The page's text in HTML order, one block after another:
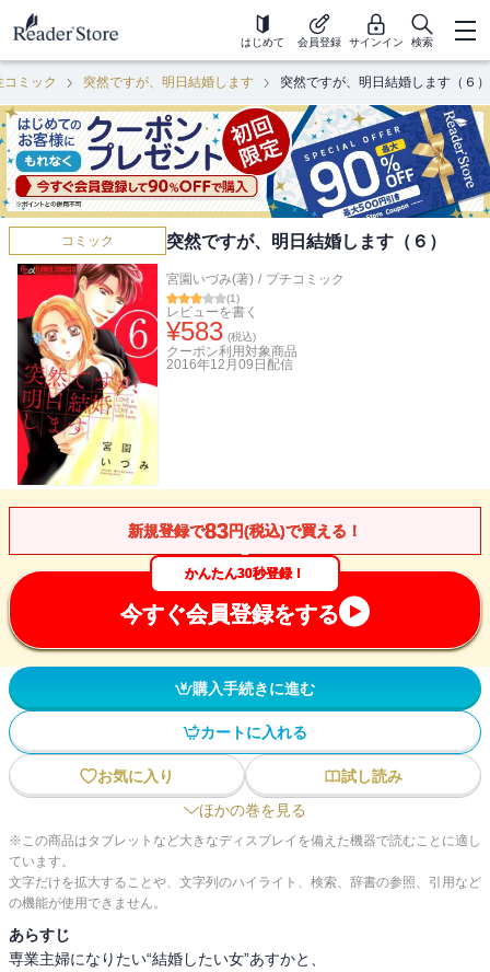
はじめて 会員登録 サインイン 検索
コミック 突然ですが、明日結婚します 突然ですが、明日結婚します（６）
コミック 突然ですが、明日結婚します（６）
宮園いづみ(著) / プチコミック
(1)
レビューを書く
¥583 (税込)
クーポン利用対象商品
2016年12月09日 配信
新規登録で83円(税込)で買える！
かんたん30秒登録！
今すぐ会員登録をする
購入手続きに進む
カートに入れる
お気に入り
試し読み
ほかの巻を見る
※この商品はタブレットなど大きなディスプレイを備えた機器で読むことに適し
ています。
文字だけを拡大することや、文字列のハイライト、検索、辞書の参照、引用など
の機能が使用できません。
あらすじ
専業主婦になりたい“結婚したい女”あすかと、